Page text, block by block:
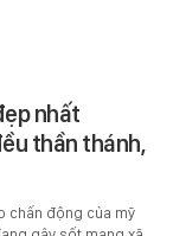
nhất
thần thánh,
chấn động của mỹ